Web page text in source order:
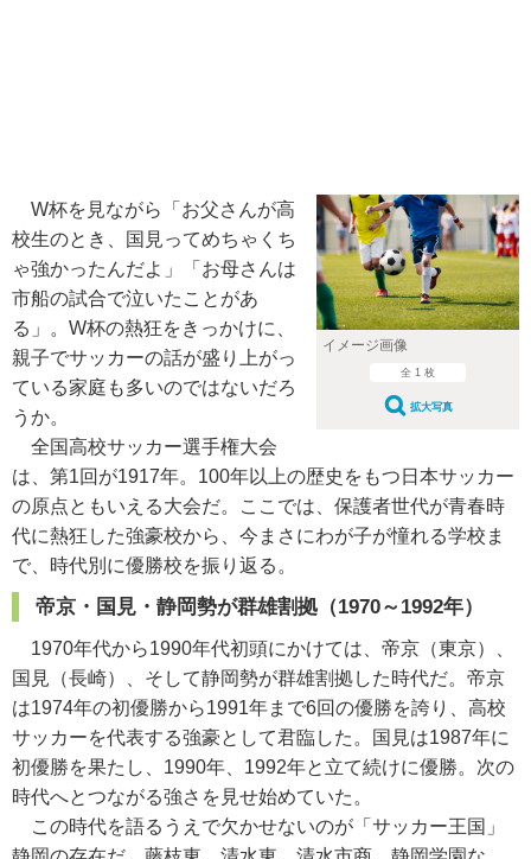
イメージ画像
全 1 枚
拡大写真
W杯を見ながら「お父さんが高
校生のとき、国見ってめちゃくち
ゃ強かったんだよ」「お母さんは
市船の試合で泣いたことがあ
る」。W杯の熱狂をきっかけに、
親子でサッカーの話が盛り上がっ
ている家庭も多いのではないだろ
うか。
全国高校サッカー選手権大会
は、第1回が1917年。100年以上の歴史をもつ日本サッカー
の原点ともいえる大会だ。ここでは、保護者世代が青春時
代に熱狂した強豪校から、今まさにわが子が憧れる学校ま
で、時代別に優勝校を振り返る。
帝京・国見・静岡勢が群雄割拠（1970～1992年）
1970年代から1990年代初頭にかけては、帝京（東京）、
国見（長崎）、そして静岡勢が群雄割拠した時代だ。帝京
は1974年の初優勝から1991年まで6回の優勝を誇り、高校
サッカーを代表する強豪として君臨した。国見は1987年に
初優勝を果たし、1990年、1992年と立て続けに優勝。次の
時代へとつながる強さを見せ始めていた。
この時代を語るうえで欠かせないのが「サッカー王国」